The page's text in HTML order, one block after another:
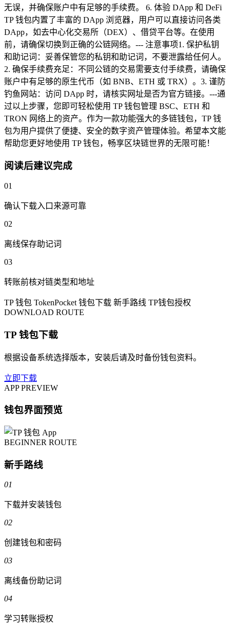
无误，并确保账户中有足够的手续费。 6. 体验 DApp 和 DeFi
TP 钱包内置了丰富的 DApp 浏览器，用户可以直接访问各类
DApp，如去中心化交易所（DEX）、借贷平台等。在使用
前，请确保切换到正确的公链网络。--- 注意事项1. 保护私钥
和助记词：妥善保管您的私钥和助记词，不要泄露给任何人。
2. 确保手续费充足：不同公链的交易需要支付手续费，请确保
账户中有足够的原生代币（如 BNB、ETH 或 TRX）。3. 谨防
钓鱼网站：访问 DApp 时，请核实网址是否为官方链接。---通
过以上步骤，您即可轻松使用 TP 钱包管理 BSC、ETH 和
TRON 网络上的资产。作为一款功能强大的多链钱包，TP 钱
包为用户提供了便捷、安全的数字资产管理体验。希望本文能
帮助您更好地使用 TP 钱包，畅享区块链世界的无限可能！
阅读后建议完成
01
确认下载入口来源可靠
02
离线保存助记词
03
转账前核对链类型和地址
TP 钱包 TokenPocket 钱包下载 新手路线 TP钱包授权
DOWNLOAD ROUTE
TP 钱包下载
根据设备系统选择版本，安装后请及时备份钱包资料。
立即下载
APP PREVIEW
钱包界面预览
BEGINNER ROUTE
新手路线
01
下载并安装钱包
02
创建钱包和密码
03
离线备份助记词
04
学习转账授权